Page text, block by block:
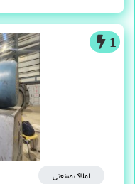
1
املاک صنعتی